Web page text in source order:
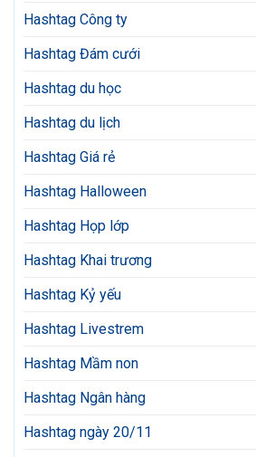
Hashtag Công ty
Hashtag Đám cưới
Hashtag du học
Hashtag du lịch
Hashtag Giá rẻ
Hashtag Halloween
Hashtag Họp lớp
Hashtag Khai trương
Hashtag Kỷ yếu
Hashtag Livestrem
Hashtag Mầm non
Hashtag Ngân hàng
Hashtag ngày 20/11